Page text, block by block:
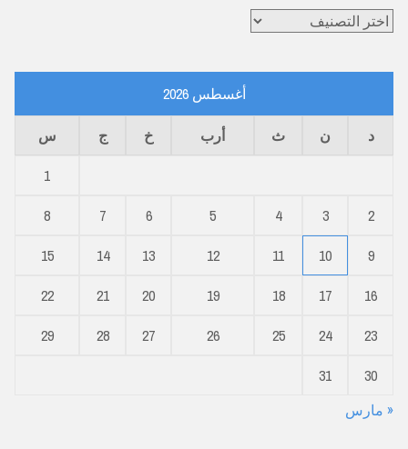
تصنيفات
أغسطس 2026
د ن ث أرب خ ج
س
1
2
3
4
5
6
7
8
9
10
11
12
13
14
15
16
17
18
19
20
21
22
23
24
25
26
27
28
29
30
31
« مارس